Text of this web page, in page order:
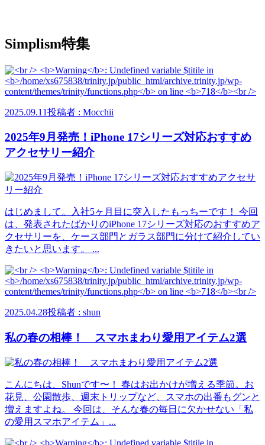
Simplism特集
2025.09.11投稿者 : Mocchii
2025年9月発売！iPhone 17シリーズ対応おすすめ
アクセサリー紹介
はじめまして。入社5ヶ月目に突入したもっちーです！ 今回
は、発表されたばかりのiPhone 17シリーズ対応のおすすめア
クセサリーを、ケース部門とガラス部門に分けて紹介してい
きたいと思います。 ...
2025.04.28投稿者 : shun
私の春の相棒！ スマホまわり愛用アイテム2選
こんにちは、Shunです〜！ 春はお出かけが増える季節。お
花見、公園散歩、週末トリップなど、スマホの出番もグンと
増えますよね。 今回は、そんな春の毎日に欠かせない「私
の愛用スマホアイテム」...